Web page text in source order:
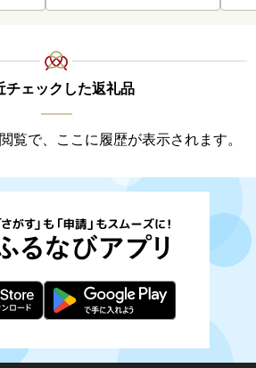
チェックした返礼品
覧で、ここに履歴が表示されます。